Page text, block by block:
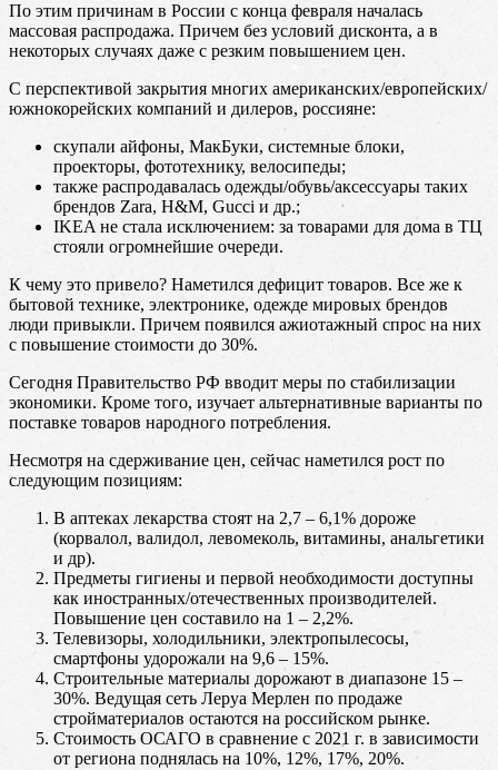
По этим причинам в России с конца февраля началась
массовая распродажа. Причем без условий дисконта, а в
некоторых случаях даже с резким повышением цен.
С перспективой закрытия многих американских/европейских/
южнокорейских компаний и дилеров, россияне:
скупали айфоны, МакБуки, системные блоки,
проекторы, фототехнику, велосипеды;
также распродавалась одежды/обувь/аксессуары таких
брендов Zara, H&M, Gucci и др.;
IKEA не стала исключением: за товарами для дома в ТЦ
стояли огромнейшие очереди.
К чему это привело? Наметился дефицит товаров. Все же к
бытовой технике, электронике, одежде мировых брендов
люди привыкли. Причем появился ажиотажный спрос на них
с повышение стоимости до 30%.
Сегодня Правительство РФ вводит меры по стабилизации
экономики. Кроме того, изучает альтернативные варианты по
поставке товаров народного потребления.
Несмотря на сдерживание цен, сейчас наметился рост по
следующим позициям:
В аптеках лекарства стоят на 2,7 – 6,1% дороже
(корвалол, валидол, левомеколь, витамины, анальгетики
и др).
Предметы гигиены и первой необходимости доступны
как иностранных/отечественных производителей.
Повышение цен составило на 1 – 2,2%.
Телевизоры, холодильники, электропылесосы,
смартфоны удорожали на 9,6 – 15%.
Строительные материалы дорожают в диапазоне 15 –
30%. Ведущая сеть Леруа Мерлен по продаже
стройматериалов остаются на российском рынке.
Стоимость ОСАГО в сравнение с 2021 г. в зависимости
от региона поднялась на 10%, 12%, 17%, 20%.